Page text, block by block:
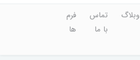
وبلاگ
تماس
با ما
فرم
ها